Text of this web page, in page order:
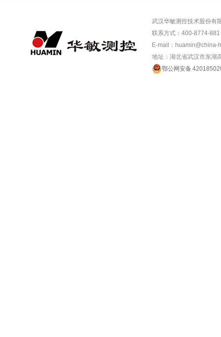
武汉华敏测控技术股份有
联系方式：400-8774-
E-mail：huamin@china-
地址：湖北省武汉市东湖
鄂公网安备